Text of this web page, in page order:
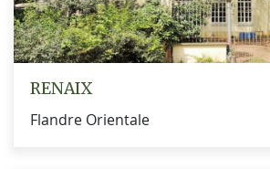
RENAIX
Flandre Orientale